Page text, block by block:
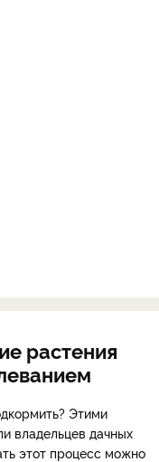
растения
Этими
владельцев дачных
этот процесс можно